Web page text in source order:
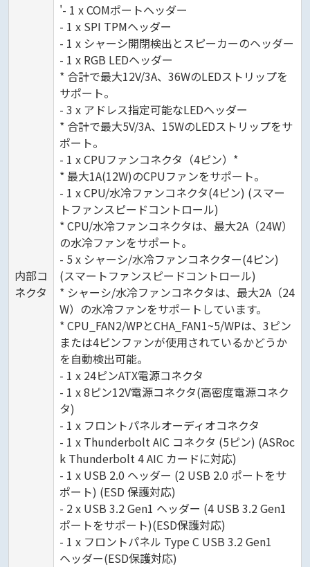
内部コ
ネクタ
'- 1 x COMポートヘッダー
- 1 x SPI TPMヘッダー
- 1 x シャーシ開閉検出とスピーカーのヘッダー
- 1 x RGB LEDヘッダー
* 合計で最大12V/3A、36WのLEDストリップを
サポート。
- 3 x アドレス指定可能なLEDヘッダー
* 合計で最大5V/3A、15WのLEDストリップをサ
ポート。
- 1 x CPUファンコネクタ（4ピン）*
* 最大1A(12W)のCPUファンをサポート。
- 1 x CPU/水冷ファンコネクタ(4ピン) (スマー
トファンスピードコントロール)
* CPU/水冷ファンコネクタは、最大2A（24W）
の水冷ファンをサポート。
- 5 x シャーシ/水冷ファンコネクター(4ピン)
(スマートファンスピードコントロール)
* シャーシ/水冷ファンコネクタは、最大2A（24
W）の水冷ファンをサポートしています。
* CPU_FAN2/WPとCHA_FAN1~5/WPは、3ピン
または4ピンファンが使用されているかどうか
を自動検出可能。
- 1 x 24ピンATX電源コネクタ
- 1 x 8ピン12V電源コネクタ(高密度電源コネク
タ)
- 1 x フロントパネルオーディオコネクタ
- 1 x Thunderbolt AIC コネクタ (5ピン) (ASRoc
k Thunderbolt 4 AIC カードに対応)
- 1 x USB 2.0 ヘッダー (2 USB 2.0 ポートをサ
ポート) (ESD 保護対応)
- 2 x USB 3.2 Gen1 ヘッダー (4 USB 3.2 Gen1
ポートをサポート)(ESD保護対応)
- 1 x フロントパネル Type C USB 3.2 Gen1
ヘッダー(ESD保護対応)